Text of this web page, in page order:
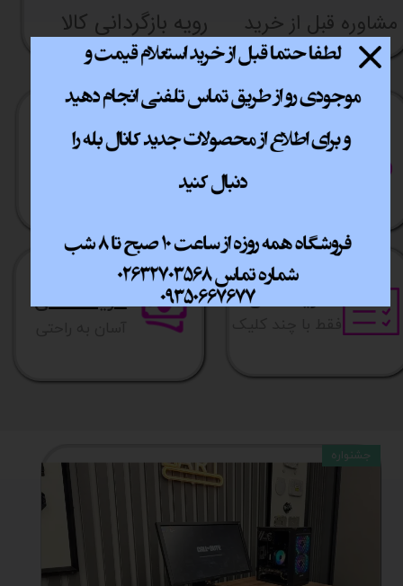
مشاوره قبل از خرید رویه بازگردانی کالا
پشتیبانی انلاین ارسال سریع
خرید آسان خرید قسطی
جشنواره